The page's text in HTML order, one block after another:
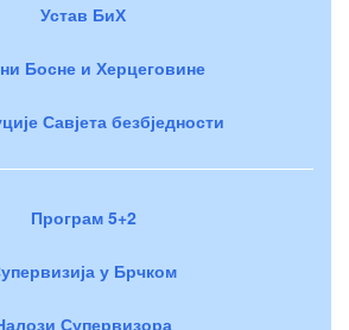
Устав БиХ
Босне и Херцеговине
Савјета безбједности
Програм 5+2
у Брчком
Супервизора